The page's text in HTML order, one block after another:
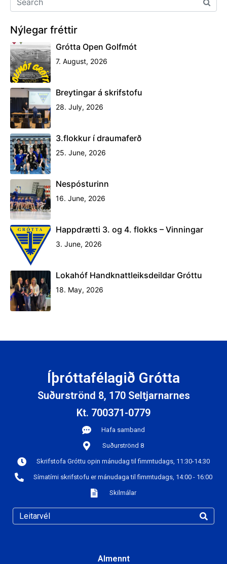
Nýlegar fréttir
Grótta Open Golfmót
7. August, 2026
Breytingar á skrifstofu
28. July, 2026
3.flokkur í draumaferð
25. June, 2026
Nespósturinn
16. June, 2026
Happdrætti 3. og 4. flokks – Vinningar
3. June, 2026
Lokahóf Handknattleiksdeildar Gróttu
18. May, 2026
Íþróttafélagið Grótta
Suðurströnd 8, 170 Seltjarnarnes
Kt. 700371-0779
Hafa samband
Suðurströnd 8
Skrifstofa Gróttu opin mánudag til fimmtudags, 11:30-14:30
Símatími skrifstofu er mánudaga til fimmtudags, 14:00 - 16:00
Skilmálar
Almennt